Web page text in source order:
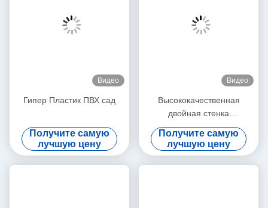
Видео
Гипер Пластик ПВХ сад
Получите самую
лучшую цену
Видео
Высококачественная
двойная стенка
гофрированная труба
Получите самую
лучшую цену